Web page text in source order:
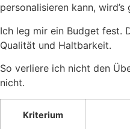
personalisieren kann,
Ich leg mir ein Budget fest.
Qualität und Haltbarkeit.
So verliere ich nicht den
nicht.
Kriterium